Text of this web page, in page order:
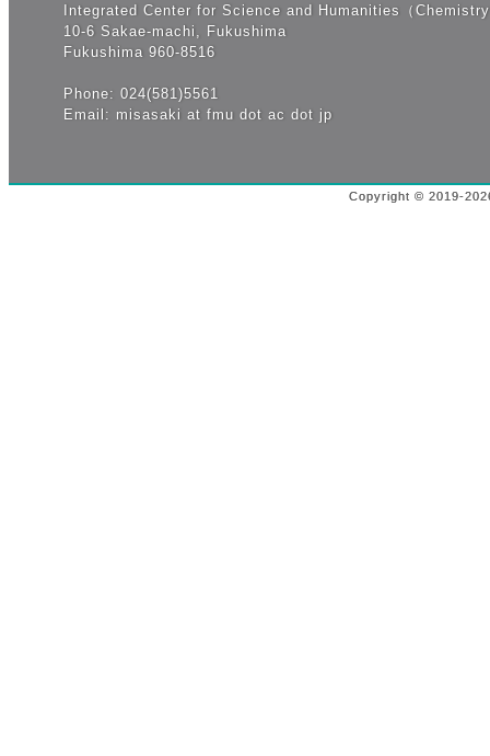
Integrated Center for Science and Humanities（
10-6 Sakae-machi, Fukushima
Fukushima 960-8516
Phone: 024(581)5561
Email: misasaki at fmu dot ac dot jp
Copyright © 2019-